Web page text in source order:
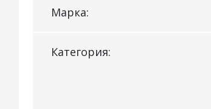
Марка:
Категория: